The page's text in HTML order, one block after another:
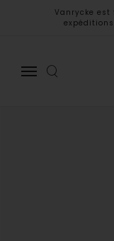
Vanrycke est